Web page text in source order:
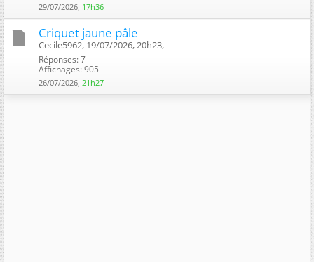
29/07/2026, 17h36
Criquet jaune pâle
Cecile5962, 19/07/2026, 20h23, ‎
Réponses: 7
Affichages: 905
26/07/2026, 21h27